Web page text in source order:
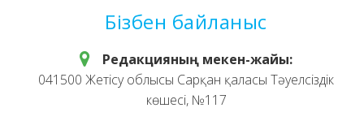
Бізбен байланыс
Редакцияның мекен-жайы:
041500 Жетісу облысы Сарқан қаласы Тәуелсіздік
көшесі, №117